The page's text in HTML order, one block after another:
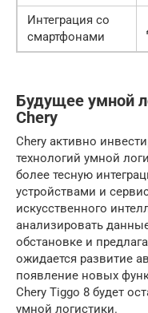
Интеграция со
смартфонами
Будущее умной
Chery
Chery активно
технологий умной
более тесную
устройствами и
искусственного
анализировать
обстановке и
ожидается развитие
появление новых
Chery Tiggo 8 будет
умной логистики.